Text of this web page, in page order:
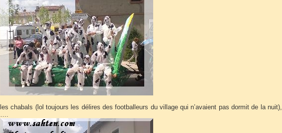
les chabals (lol toujours les délires des footballeurs du village qui n’avaient pas dormit de la nuit),
….